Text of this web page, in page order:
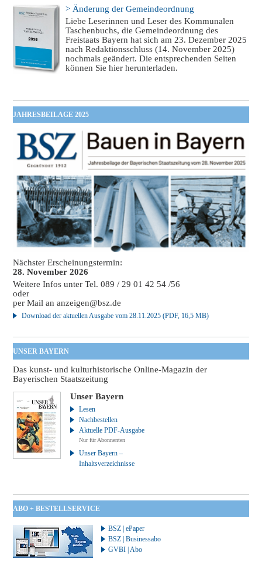
> Änderung der Gemeindeordnung
Liebe Leserinnen und Leser des Kommunalen
Taschenbuchs, die Gemeindeordnung des
Freistaats Bayern hat sich am 23. Dezember 2025
nach Redaktionsschluss (14. November 2025)
nochmals geändert. Die entsprechenden Seiten
können Sie hier herunterladen.
JAHRESBEILAGE 2025
Nächster Erscheinungstermin:
28. November 2026
Weitere Infos unter Tel. 089 / 29 01 42 54 /56
oder
per Mail ananzeigen@bsz.de
Download der aktuellen Ausgabe vom 28.11.2025 (PDF, 16,5 MB)
UNSER BAYERN
Das kunst- und kulturhistorische Online-Magazin der
Bayerischen Staatszeitung
Unser Bayern
Lesen
Nachbestellen
Aktuelle PDF-Ausgabe
Nur für Abonnenten
Unser Bayern –
Inhaltsverzeichnisse
ABO + BESTELLSERVICE
BSZ | ePaper
BSZ | Businessabo
GVBI | Abo